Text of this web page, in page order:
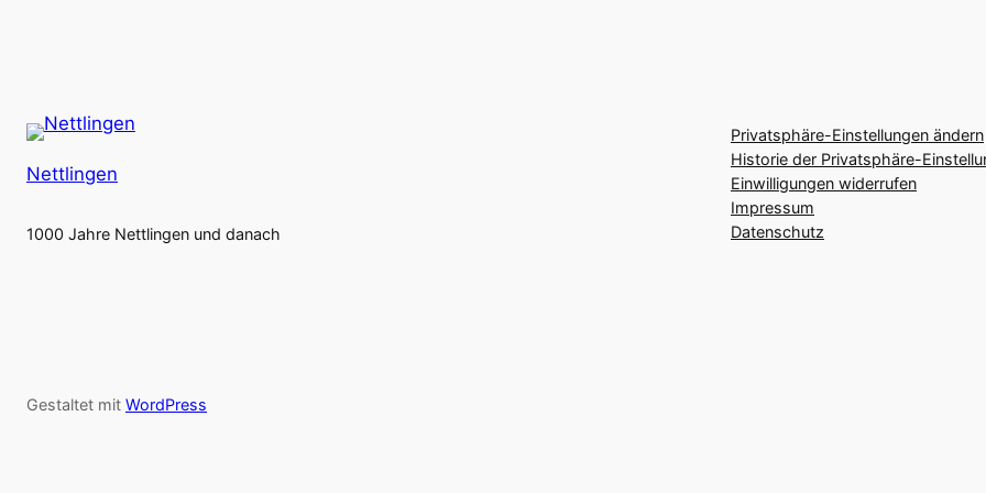
Nettlingen
1000 Jahre Nettlingen und danach
Privatsphäre-Einstellungen ändern
Historie der Privatsphäre-
Einwilligungen widerrufen
Impressum
Datenschutz
Gestaltet mit WordPress